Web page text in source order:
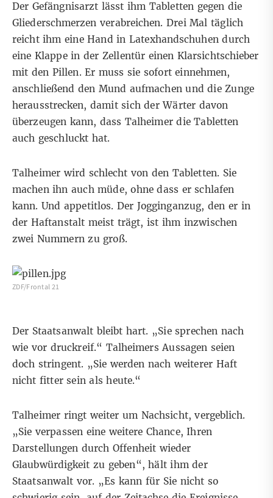
Der Gefängnisarzt lässt ihm Tabletten gegen die
Gliederschmerzen verabreichen. Drei Mal täglich
reicht ihm eine Hand in Latexhandschuhen durch
eine Klappe in der Zellentür einen Klarsichtschieber
mit den Pillen. Er muss sie sofort einnehmen,
anschließend den Mund aufmachen und die Zunge
herausstrecken, damit sich der Wärter davon
überzeugen kann, dass Talheimer die Tabletten
auch geschluckt hat.
Talheimer wird schlecht von den Tabletten. Sie
machen ihn auch müde, ohne dass er schlafen
kann. Und appetitlos. Der Jogginganzug, den er in
der Haftanstalt meist trägt, ist ihm inzwischen
zwei Nummern zu groß.
ZDF/Frontal 21
Der Staatsanwalt bleibt hart. „Sie sprechen nach
wie vor druckreif.“ Talheimers Aussagen seien
doch stringent. „Sie werden nach weiterer Haft
nicht fitter sein als heute.“
Talheimer ringt weiter um Nachsicht, vergeblich.
„Sie verpassen eine weitere Chance, Ihren
Darstellungen durch Offenheit wieder
Glaubwürdigkeit zu geben“, hält ihm der
Staatsanwalt vor. „Es kann für Sie nicht so